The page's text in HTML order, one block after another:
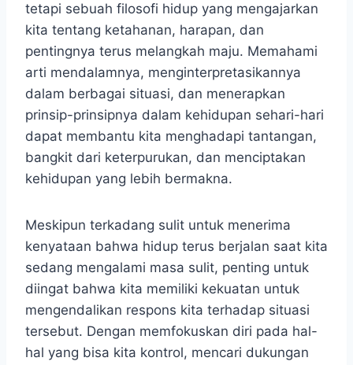
tetapi sebuah filosofi hidup yang mengajarkan
kita tentang ketahanan, harapan, dan
pentingnya terus melangkah maju. Memahami
arti mendalamnya, menginterpretasikannya
dalam berbagai situasi, dan menerapkan
prinsip-prinsipnya dalam kehidupan sehari-hari
dapat membantu kita menghadapi tantangan,
bangkit dari keterpurukan, dan menciptakan
kehidupan yang lebih bermakna.
Meskipun terkadang sulit untuk menerima
kenyataan bahwa hidup terus berjalan saat kita
sedang mengalami masa sulit, penting untuk
diingat bahwa kita memiliki kekuatan untuk
mengendalikan respons kita terhadap situasi
tersebut. Dengan memfokuskan diri pada hal-
hal yang bisa kita kontrol, mencari dukungan